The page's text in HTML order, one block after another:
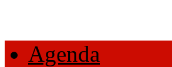
Agenda